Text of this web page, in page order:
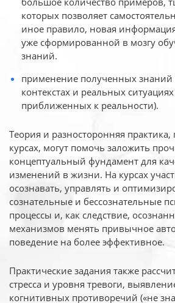
которых позволяет
иное правило, новая
уже сформированной в мозгу
знаний.
применение полученных знаний
контекстах и реальных
приближенных к реальности).
Теория и разносторонняя
курсах, могут помочь заложить
концептуальный фундамент для
изменений в жизни. На курсах
осознавать, управлять и
сознательные и бессознательные
процессы и, как следствие,
механизмов менять привычное
поведение на более эффективное.
Практические задания также
стресса и уровня тревоги,
когнитивных противоречий («не